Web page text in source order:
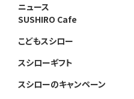
ニュース
SUSHIRO Cafe
こどもスシロー
スシローギフト
スシローのキャンペーン